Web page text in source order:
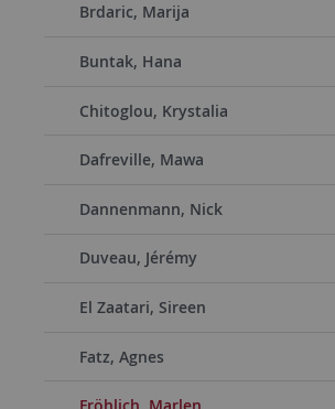
Brdaric, Marija
Buntak, Hana
Chitoglou, Krystalia
Dafreville, Mawa
Dannenmann, Nick
Duveau, Jérémy
El Zaatari, Sireen
Fatz, Agnes